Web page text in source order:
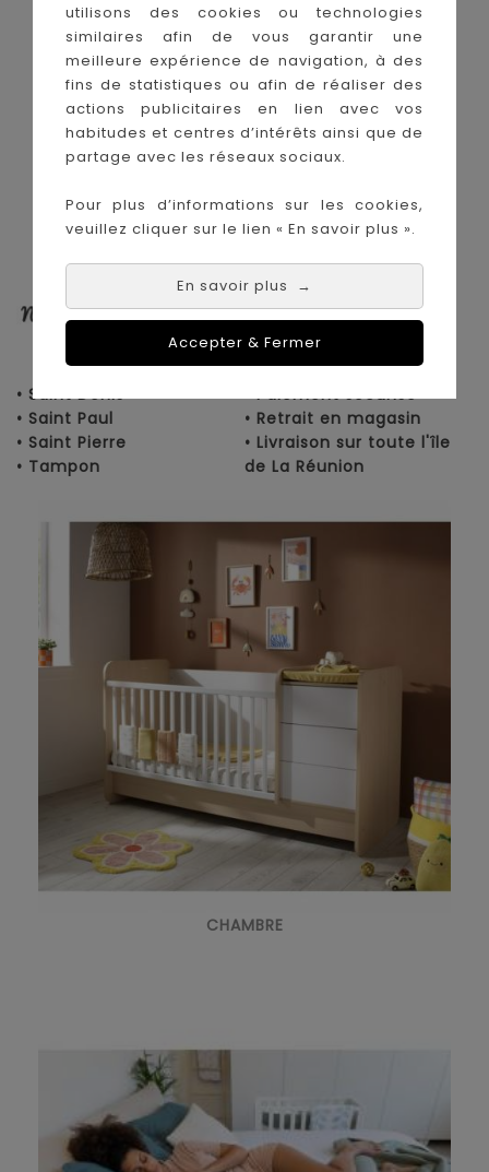
utilisons des cookies ou technologies
similaires afin de vous garantir une
meilleure expérience de navigation, à des
fins de statistiques ou afin de réaliser des
actions publicitaires en lien avec vos
habitudes et centres d’intérêts ainsi que de
partage avec les réseaux sociaux.
Pour plus d’informations sur les cookies,
veuillez cliquer sur le lien « En savoir plus ».
En savoir plus →
Accepter & Fermer
Le Coin des Petits propose les plus
grandes marques de puériculture aux
meilleurs prix sur l'île de la Réunion !
Nos magasins à
La Réunion :
Achat en ligne :
• Saint Denis
• Saint Paul
• Saint Pierre
• Tampon
• Paiement sécurisé
• Retrait en magasin
• Livraison sur toute l'île
de La Réunion
CHAMBRE